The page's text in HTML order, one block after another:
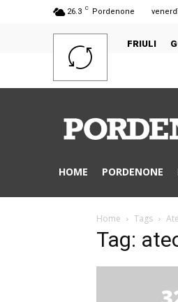
26.3 C Pordenone
FRIULI
HOME PORDENONE
Home Tags
Tag: